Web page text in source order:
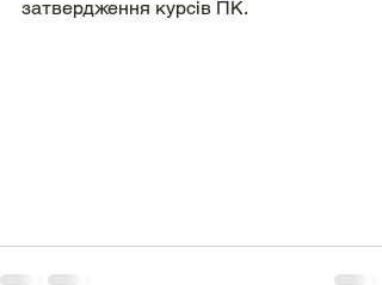
затвердження курсів ПК.